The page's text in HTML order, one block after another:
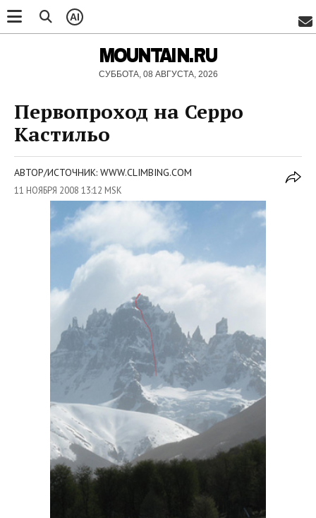
AI
MOUNTAIN.RU
СУББОТА, 08 АВГУСТА, 2026
Первопроход на Серро
Кастильо
АВТОР/ИСТОЧНИК: WWW.CLIMBING.COM
11 НОЯБРЯ 2008 13:12 MSK